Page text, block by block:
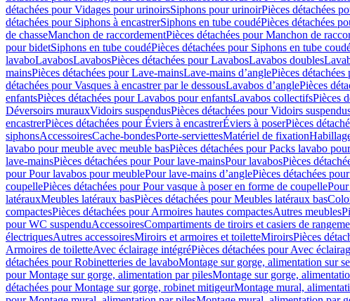
détachées pour Vidages pour urinoirsSiphons pour urinoirPièces détachées
détachées pour Siphons à encastrerSiphons en tube coudéPièces détachées
de chasseManchon de raccordementPièces détachées pour Manchon de
pour bidetSiphons en tube coudéPièces détachées pour Siphons en tube
lavaboLavabosLavabosPièces détachées pour LavabosLavabos doubles
mainsPièces détachées pour Lave-mainsLave-mains d’anglePièces
détachées pour Vasques à encastrer par le dessousLavabos d’anglePièces
enfantsPièces détachées pour Lavabos pour enfantsLavabos collectifsPièces
Déversoirs murauxVidoirs suspendusPièces détachées pour Vidoirs
encastrerPièces détachées pour Éviers à encastrerÉviers à poserPièces
siphonsAccessoiresCache-bondesPorte-serviettesMatériel de fixation
lavabo pour meuble avec meuble basPièces détachées pour Packs lavabo
lave-mainsPièces détachées pour Pour lave-mainsPour lavabosPièces
pour Pour lavabos pour meublePour lave-mains d’anglePièces détachées
coupellePièces détachées pour Pour vasque à poser en forme de coupelle
latérauxMeubles latéraux basPièces détachées pour Meubles latéraux bas
compactesPièces détachées pour Armoires hautes compactesAutres meubles
pour WC suspenduAccessoiresCompartiments de tiroirs et casiers de
électriquesAutres accessoiresMiroirs et armoires et toiletteMiroirsPièces
Armoires de toiletteAvec éclairage intégréPièces détachées pour Avec
détachées pour Robinetteries de lavaboMontage sur gorge, alimentation sur
pour Montage sur gorge, alimentation par pilesMontage sur gorge,
détachées pour Montage sur gorge, robinet mitigeurMontage mural,